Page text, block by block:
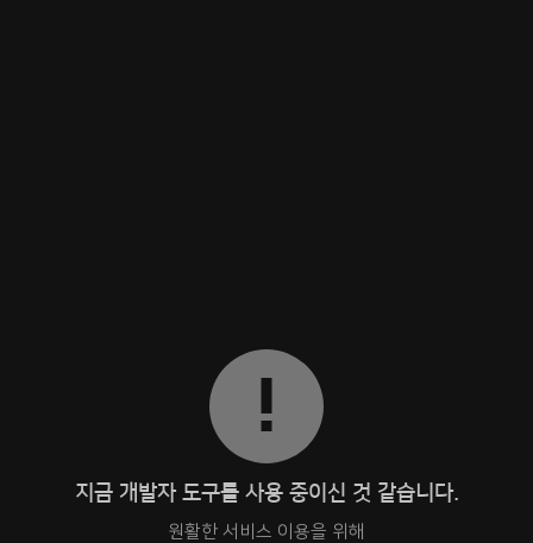
지금 개발자 도구를 사용 중이신 것 같습니다.
원활한 서비스 이용을 위해